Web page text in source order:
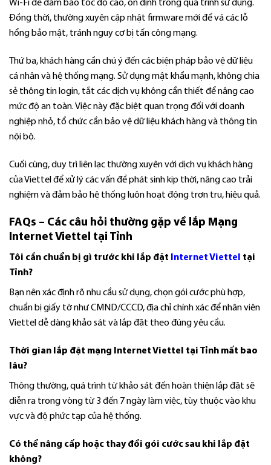
Wi-Fi để đảm bảo tốc độ cao, ổn định trong quá trình sử dụng.
Đồng thời, thường xuyên cập nhật firmware mới để vá các lỗ
hổng bảo mật, tránh nguy cơ bị tấn công mạng.
Thứ ba, khách hàng cần chú ý đến các biện pháp bảo vệ dữ liệu
cá nhân và hệ thống mạng. Sử dụng mật khẩu mạnh, không chia
sẻ thông tin login, tắt các dịch vụ không cần thiết để nâng cao
mức độ an toàn. Việc này đặc biệt quan trọng đối với doanh
nghiệp nhỏ, tổ chức cần bảo vệ dữ liệu khách hàng và thông tin
nội bộ.
Cuối cùng, duy trì liên lạc thường xuyên với dịch vụ khách hàng
của Viettel để xử lý các vấn đề phát sinh kịp thời, nâng cao trải
nghiệm và đảm bảo hệ thống luôn hoạt động trơn tru, hiệu quả.
FAQs – Các câu hỏi thường gặp về lắp Mạng
Internet Viettel tại Tỉnh
Tôi cần chuẩn bị gì trước khi lắp đặt Internet Viettel tại
Tỉnh?
Bạn nên xác định rõ nhu cầu sử dụng, chọn gói cước phù hợp,
chuẩn bị giấy tờ như CMND/CCCD, địa chỉ chính xác để nhân viên
Viettel dễ dàng khảo sát và lắp đặt theo đúng yêu cầu.
Thời gian lắp đặt mạng Internet Viettel tại Tỉnh mất bao
lâu?
Thông thường, quá trình từ khảo sát đến hoàn thiện lắp đặt sẽ
diễn ra trong vòng từ 3 đến 7 ngày làm việc, tùy thuộc vào khu
vực và độ phức tạp của hệ thống.
Có thể nâng cấp hoặc thay đổi gói cước sau khi lắp đặt
không?